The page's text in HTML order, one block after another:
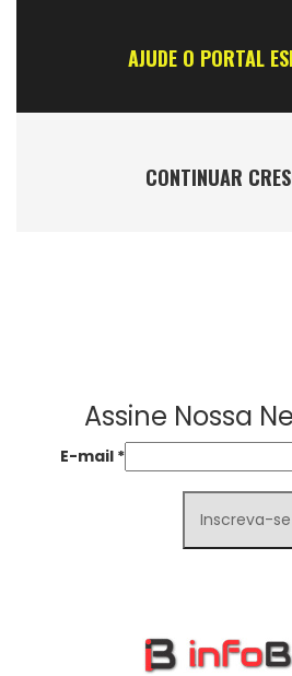
AJUDE O PORTAL
CONTINUAR
Assine Nossa
E-mail *